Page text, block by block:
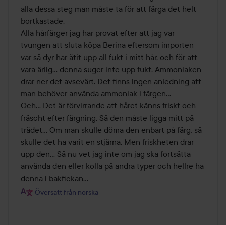
alla dessa steg man måste ta för att färga det helt
bortkastade.
Alla hårfärger jag har provat efter att jag var
tvungen att sluta köpa Berina eftersom importen
var så dyr har ätit upp all fukt i mitt hår, och för att
vara ärlig… denna suger inte upp fukt. Ammoniaken
drar ner det avsevärt. Det finns ingen anledning att
man behöver använda ammoniak i färgen…
Och… Det är förvirrande att håret känns friskt och
fräscht efter färgning. Så den måste ligga mitt på
trädet… Om man skulle döma den enbart på färg, så
skulle det ha varit en stjärna. Men friskheten drar
upp den… Så nu vet jag inte om jag ska fortsätta
använda den eller kolla på andra typer och hellre ha
denna i bakfickan…
Översatt från norska